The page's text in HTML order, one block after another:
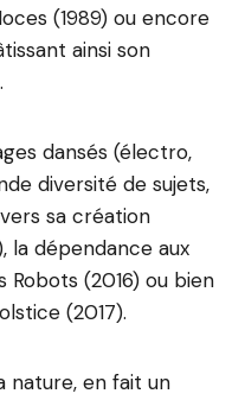
(1989) ou encore
ainsi son
dansés (électro,
diversité de sujets,
sa création
la dépendance aux
Robots (2016) ou bien
(2017).
nature, en fait un